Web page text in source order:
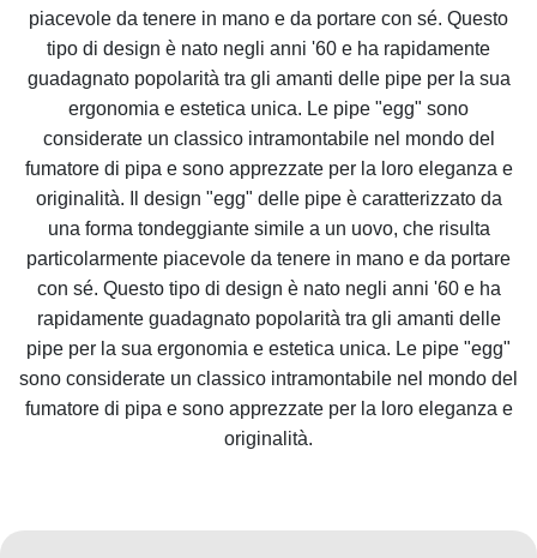
piacevole da tenere in mano e da portare con sé. Questo
tipo di design è nato negli anni '60 e ha rapidamente
guadagnato popolarità tra gli amanti delle pipe per la sua
ergonomia e estetica unica. Le pipe "egg" sono
considerate un classico intramontabile nel mondo del
fumatore di pipa e sono apprezzate per la loro eleganza e
originalità. Il design "egg" delle pipe è caratterizzato da
una forma tondeggiante simile a un uovo, che risulta
particolarmente piacevole da tenere in mano e da portare
con sé. Questo tipo di design è nato negli anni '60 e ha
rapidamente guadagnato popolarità tra gli amanti delle
pipe per la sua ergonomia e estetica unica. Le pipe "egg"
sono considerate un classico intramontabile nel mondo del
fumatore di pipa e sono apprezzate per la loro eleganza e
originalità.